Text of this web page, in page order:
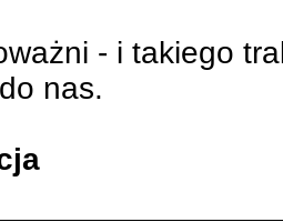
- i takiego
nas.